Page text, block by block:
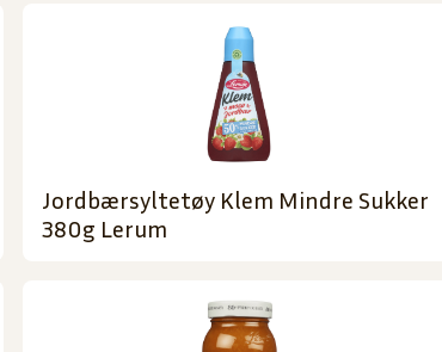
Jordbærsyltetøy Klem Mindre Sukker
380g Lerum